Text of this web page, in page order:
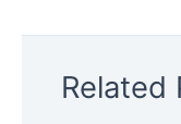
Related